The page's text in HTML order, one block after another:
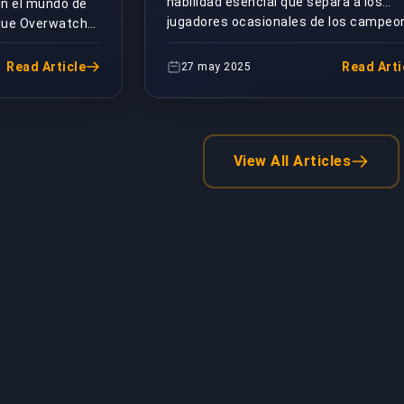
el mundo de
Overwatch
su
de ...
Read Article
estrategias para
proteger tu
portería
jugadores ocasionales de los
competitivos. Tanto si juegas
27 may 2025 Read
View All Articles